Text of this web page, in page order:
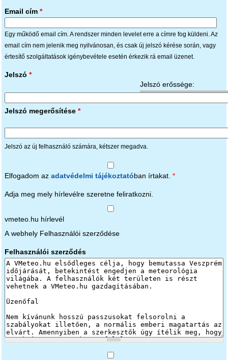
Email cím *
Egy működő email cím. A rendszer minden levelet erre a címre fog küldeni. Az
email cím nem jelenik meg nyilvánosan, és csak új jelszó kérése során, vagy
értesítő szolgáltatások igénybevétele esetén érkezik rá email üzenet.
Jelszó erőssége:
Jelszó *
Jelszó megerősítése *
Jelszó az új felhasználó számára, kétszer megadva.
Elfogadom az adatvédelmi tájékoztató ban írtakat. *
Adja meg mely hírlevélre szeretne feliratkozni.
vmeteo.hu hírlevél
A webhely Felhasználói szerződése
Felhasználói szerződés